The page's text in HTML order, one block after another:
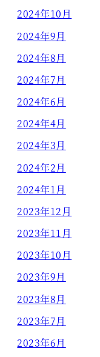
2024年10月
2024年9月
2024年8月
2024年7月
2024年6月
2024年4月
2024年3月
2024年2月
2024年1月
2023年12月
2023年11月
2023年10月
2023年9月
2023年8月
2023年7月
2023年6月